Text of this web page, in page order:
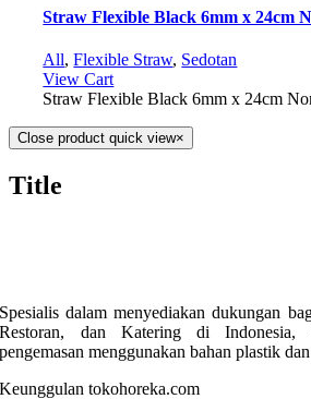
Straw Flexible Black 6mm x 24cm
All,Flexible Straw, Sedotan
View Cart
Straw Flexible Black 6mm x 24cm
Close product quick view×
Title
Spesialis dalam menyediakan dukungan
Restoran, dan Katering di Indonesia,
pengemasan menggunakan bahan plastik
Keunggulan tokohoreka.com